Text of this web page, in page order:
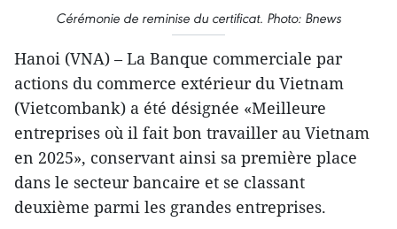
Cérémonie de reminise du certificat. Photo: Bnews
Hanoi (VNA) – La Banque commerciale par
actions du commerce extérieur du Vietnam
(Vietcombank) a été désignée «Meilleure
entreprises où il fait bon travailler au Vietnam
en 2025», conservant ainsi sa première place
dans le secteur bancaire et se classant
deuxième parmi les grandes entreprises.